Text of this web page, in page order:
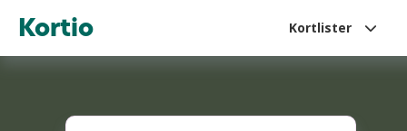
Kortio Kortlister